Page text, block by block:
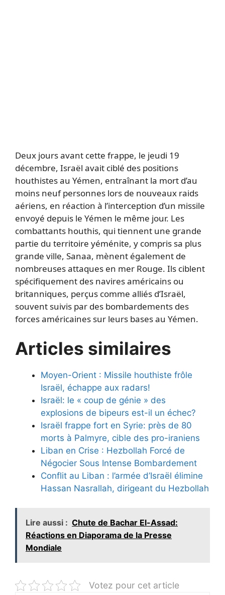
Deux jours avant cette frappe, le jeudi 19
décembre, Israël avait ciblé des positions
houthistes au Yémen, entraînant la mort d’au
moins neuf personnes lors de nouveaux raids
aériens, en réaction à l’interception d’un missile
envoyé depuis le Yémen le même jour. Les
combattants houthis, qui tiennent une grande
partie du territoire yéménite, y compris sa plus
grande ville, Sanaa, mènent également de
nombreuses attaques en mer Rouge. Ils ciblent
spécifiquement des navires américains ou
britanniques, perçus comme alliés d’Israël,
souvent suivis par des bombardements des
forces américaines sur leurs bases au Yémen.
Articles similaires
Moyen-Orient : Missile houthiste frôle
Israël, échappe aux radars!
Israël: le « coup de génie » des
explosions de bipeurs est-il un échec?
Israël frappe fort en Syrie: près de 80
morts à Palmyre, cible des pro-iraniens
Liban en Crise : Hezbollah Forcé de
Négocier Sous Intense Bombardement
Conflit au Liban : l’armée d’Israël élimine
Hassan Nasrallah, dirigeant du Hezbollah
Lire aussi : Chute de Bachar El-Assad:
Réactions en Diaporama de la Presse
Mondiale
Votez pour cet article